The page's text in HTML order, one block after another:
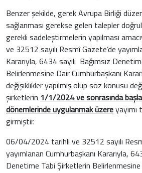
Benzer şekilde, gerek Avrupa Birliği
sağlanması gerekse gelen talepler
gerekli sadeleştirmelerin yapılması
ve 32512 sayılı Resmî Gazete’de
Kararıyla, 6434 sayılı Bağımsız
Belirlenmesine Dair Cumhurbaşkanı
değişiklikler yapılmış olup söz konusu
şirketlerin 1/1/2024 ve sonrasında
dönemlerinde uygulanmak üzere
girmiştir.
06/04/2024 tarihli ve 32512 sayılı
yayımlanan Cumhurbaşkanı Kararıyla,
Denetime Tabi Şirketlerin Belirlenmesine